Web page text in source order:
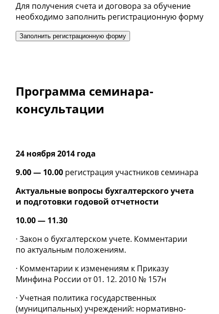
Для получения счета и договора за обучение
необходимо заполнить регистрационную форму
Заполнить регистрационную форму
Программа семинара-
консультации
24 ноября 2014 года
9.00 — 10.00 регистрация участников семинара
Актуальные вопросы бухгалтерского учета
и подготовки годовой отчетности
10.00 — 11.30
· Закон о бухгалтерском учете. Комментарии
по актуальным положениям.
· Комментарии к изменениям к Приказу
Минфина России от 01. 12. 2010 № 157н
· Учетная политика государственных
(муниципальных) учреждений: нормативно-